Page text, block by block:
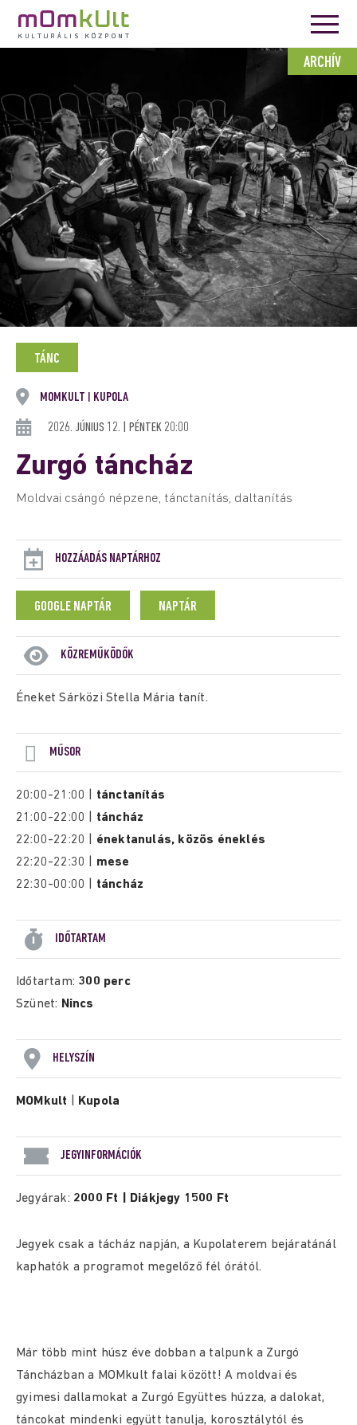
ARCHÍV
TÁNC
MOMKULT KUPOLA
2026. JÚNIUS 12. | PÉNTEK 20:00
Zurgó táncház
Moldvai csángó népzene, tánctanítás, daltanítás
HOZZÁADÁS NAPTÁRHOZ
GOOGLE NAPTÁR NAPTÁR
KÖZREMŰKÖDŐK
Éneket Sárközi Stella Mária tanít.
MŰSOR
20:00-21:00 | tánctanítás
21:00-22:00 | táncház
22:00-22:20 | énektanulás, közös éneklés
22:20-22:30 | mese
22:30-00:00 | táncház
IDŐTARTAM
Időtartam: 300 perc
Szünet: Nincs
HELYSZÍN
MOMkult Kupola
JEGYINFORMÁCIÓK
Jegyárak: 2000 Ft | Diákjegy 1500 Ft
Jegyek csak a tácház napján, a Kupolaterem bejáratánál
kaphatók a programot megelőző fél órától.
Már több mint húsz éve dobban a talpunk a Zurgó
Táncházban a MOMkult falai között! A moldvai és
gyimesi dallamokat a Zurgó Együttes húzza, a dalokat,
táncokat mindenki együtt tanulja, korosztálytól és